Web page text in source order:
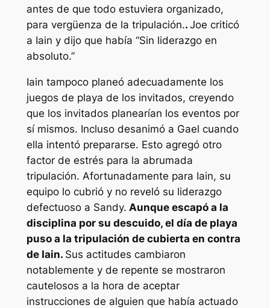
antes de que todo estuviera organizado,
para vergüenza de la tripulación.. Joe criticó
a Iain y dijo que había “Sin liderazgo en
absoluto.”
Iain tampoco planeó adecuadamente los
juegos de playa de los invitados, creyendo
que los invitados planearían los eventos por
sí mismos. Incluso desanimó a Gael cuando
ella intentó prepararse. Esto agregó otro
factor de estrés para la abrumada
tripulación. Afortunadamente para Iain, su
equipo lo cubrió y no reveló su liderazgo
defectuoso a Sandy. Aunque escapó a la
disciplina por su descuido, el día de playa
puso a la tripulación de cubierta en contra
de Iain. Sus actitudes cambiaron
notablemente y de repente se mostraron
cautelosos a la hora de aceptar
instrucciones de alguien que había actuado